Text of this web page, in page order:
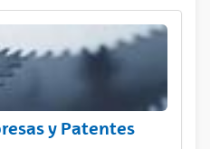
y Patentes